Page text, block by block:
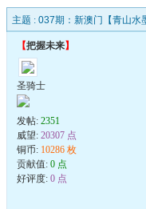
主题 : 037期：新澳门【青山水
【把握未来】
圣骑士
发帖: 2351
威望: 20307 点
铜币: 10286 枚
贡献值: 0 点
好评度: 0 点